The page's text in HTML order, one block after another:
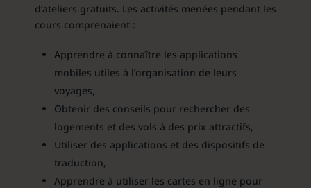
d’ateliers gratuits. Les activités menées pendant les
cours comprenaient :
Apprendre à connaître les applications
mobiles utiles à l’organisation de leurs
voyages,
Obtenir des conseils pour rechercher des
logements et des vols à des prix attractifs,
Utiliser des applications et des dispositifs de
traduction,
Apprendre à utiliser les cartes en ligne pour